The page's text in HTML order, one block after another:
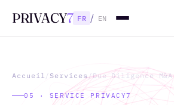
PRIVACY7 FR / EN
Accueil / Services/Due Diligence M&A
05 · SERVICE PRIVACY7